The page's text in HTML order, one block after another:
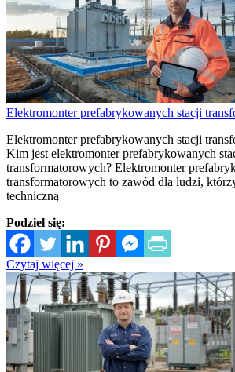
Elektromonter prefabrykowanych stacji
Elektromonter prefabrykowanych stacji
Kim jest elektromonter prefabrykowanych
transformatorowych? Elektromonter
transformatorowych to zawód dla ludzi,
techniczną
Podziel się:
Czytaj więcej »